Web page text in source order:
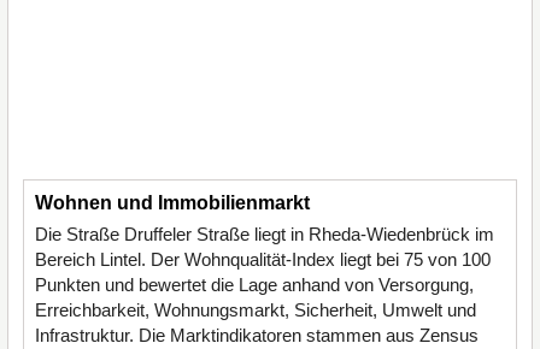
Wohnen und Immobilienmarkt
Die Straße Druffeler Straße liegt in Rheda-Wiedenbrück im
Bereich Lintel. Der Wohnqualität-Index liegt bei 75 von 100
Punkten und bewertet die Lage anhand von Versorgung,
Erreichbarkeit, Wohnungsmarkt, Sicherheit, Umwelt und
Infrastruktur. Die Marktindikatoren stammen aus Zensus